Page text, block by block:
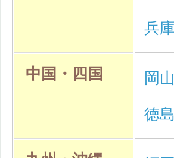
兵庫
中国・四国 岡山
徳島